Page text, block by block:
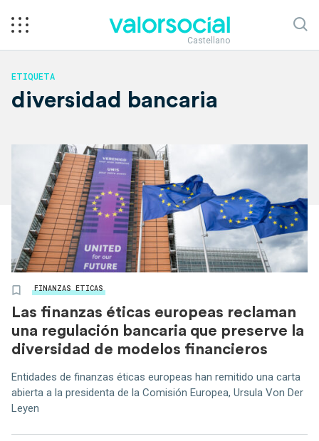
Castellano
ETIQUETA
diversidad bancaria
FINANZAS ETICAS
Las finanzas éticas europeas reclaman
una regulación bancaria que preserve la
diversidad de modelos financieros
Entidades de finanzas éticas europeas han remitido una carta
abierta a la presidenta de la Comisión Europea, Ursula Von Der
Leyen